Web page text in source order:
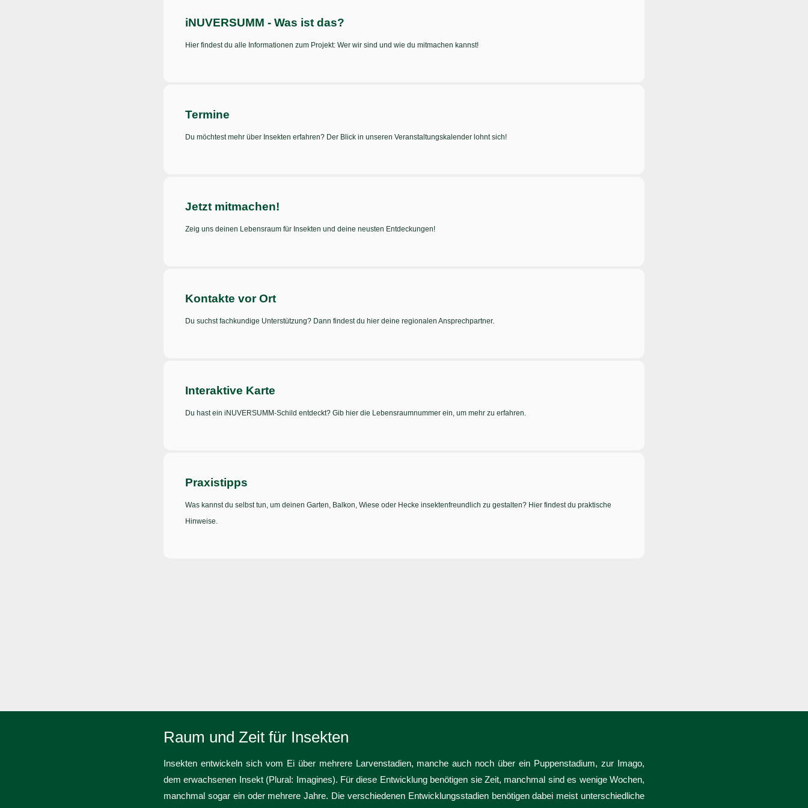
iNUVERSUMM - Was ist das?
Hier findest du alle Informationen zum Projekt: Wer wir sind und wie du mitmachen kannst!
Termine
Du möchtest mehr über Insekten erfahren? Der Blick in unseren Veranstaltungskalender lohnt sich!
Jetzt mitmachen!
Zeig uns deinen Lebensraum für Insekten und deine neusten Entdeckungen!
Kontakte vor Ort
Du suchst fachkundige Unterstützung? Dann findest du hier deine regionalen Ansprechpartner.
Interaktive Karte
Du hast ein iNUVERSUMM-Schild entdeckt? Gib hier die Lebensraumnummer ein, um mehr zu erfahren.
Praxistipps
Was kannst du selbst tun, um deinen Garten, Balkon, Wiese oder Hecke insektenfreundlich zu gestalten? Hier findest du praktische
Hinweise.
Raum und Zeit für Insekten
Insekten entwickeln sich vom Ei über mehrere Larvenstadien, manche auch noch über ein Puppenstadium, zur Imago,
dem erwachsenen Insekt (Plural: Imagines). Für diese Entwicklung benötigen sie Zeit, manchmal sind es wenige Wochen,
manchmal sogar ein oder mehrere Jahre. Die verschiedenen Entwicklungsstadien benötigen dabei meist unterschiedliche